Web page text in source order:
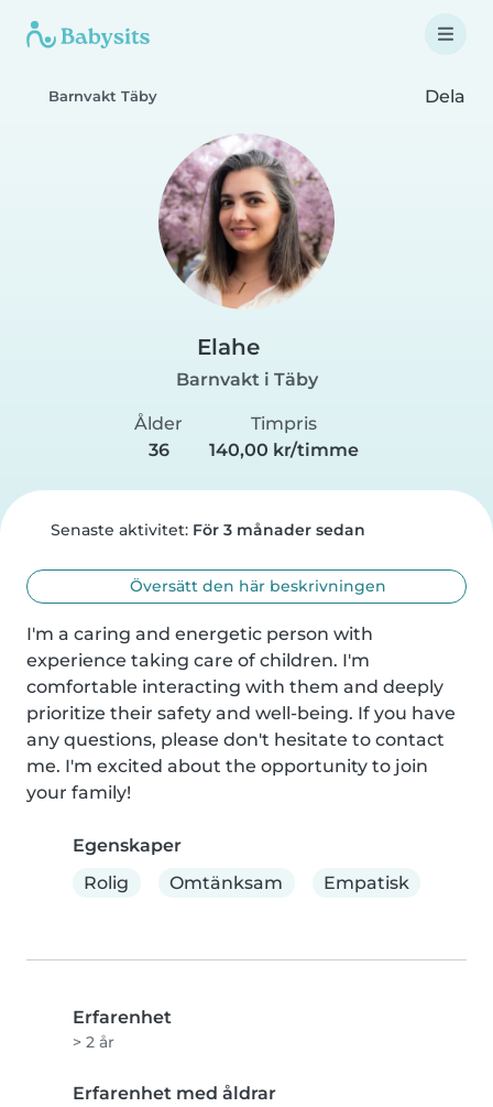
Barnvakt Täby Dela
Elahe
Barnvakt i Täby
Ålder
36
Timpris
140,00 kr/timme
Senaste aktivitet: För 3 månader sedan
Översätt den här beskrivningen
I'm a caring and energetic person with
experience taking care of children. I'm
comfortable interacting with them and deeply
prioritize their safety and well-being. If you have
any questions, please don't hesitate to contact
me. I'm excited about the opportunity to join
your family!
Egenskaper
Rolig
Omtänksam Empatisk
Erfarenhet
> 2 år
Erfarenhet med åldrar